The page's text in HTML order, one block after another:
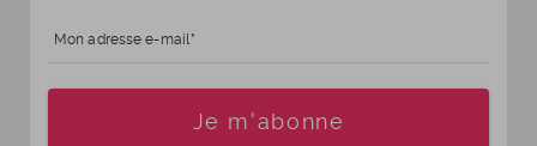
Mon adresse e-mail
Je m'abonne